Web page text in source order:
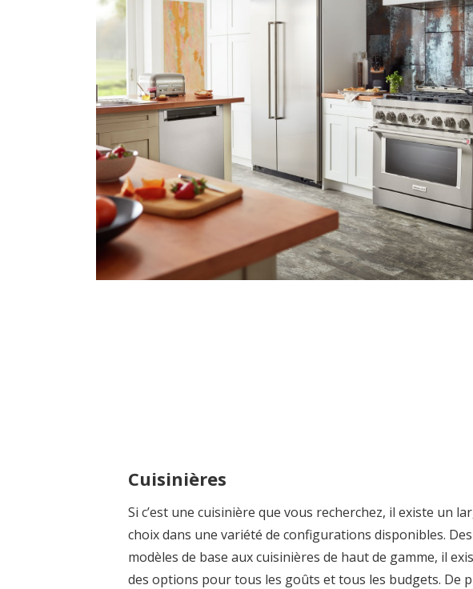
Cuisinières
Si c’est une cuisinière que vous recherchez, il existe un
choix dans une variété de configurations disponibles. Des
modèles de base aux cuisinières de haut de gamme, il
des options pour tous les goûts et tous les budgets. De